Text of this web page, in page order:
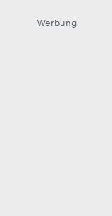
Werbung